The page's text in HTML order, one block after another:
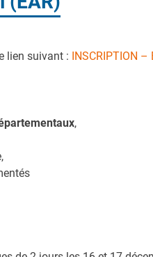
lien suivant : INSCRIPTION
,